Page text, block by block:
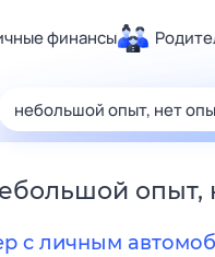
финансы
опыт,
с личным